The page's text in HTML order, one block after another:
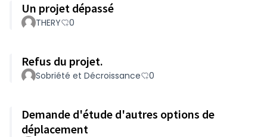
Un projet dépassé
THERY 0
Refus du projet.
Sobriété et Décroissance 0
Demande d'étude d'autres options de
déplacement